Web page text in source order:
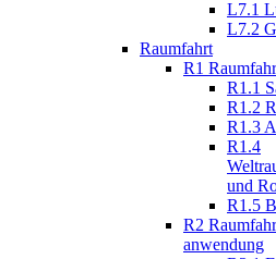
L7.1
L7.2
Raumfahrt
R1
R1.1
R1.2
R1.3
R1.4
und
R1.5
R2
anwendung